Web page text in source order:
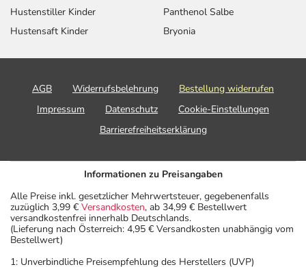
Hustenstiller Kinder
Hustensaft Kinder
Panthenol Salbe
Bryonia
AGB Widerrufsbelehrung
Bestellung widerrufen
Impressum
Datenschutz
Cookie-Einstellungen
Barrierefreiheitserklärung
Informationen zu Preisangaben
Alle Preise inkl. gesetzlicher Mehrwertsteuer, gegebenenfalls
zuzüglich 3,99 € Versandkosten, ab 34,99 € Bestellwert
versandkostenfrei innerhalb Deutschlands.
(Lieferung nach Österreich: 4,95 € Versandkosten unabhängig vom
Bestellwert)
1: Unverbindliche Preisempfehlung des Herstellers (UVP)